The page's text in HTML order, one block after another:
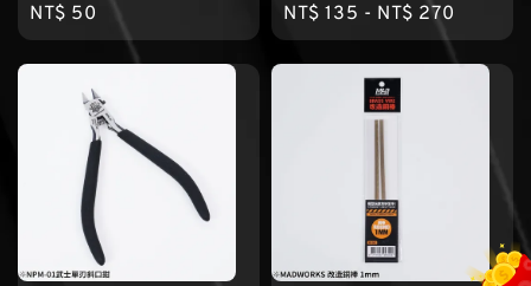
Regular
price
NT$ 50
Regular
price
NT$ 135 - NT$ 270